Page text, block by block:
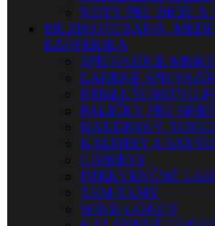
NOTY PRE BICIE A
MUZIKOTERAPIA,
EZOTERIKA
SPIEVAJÚCE MISKY
LADENÉ
PRISLUŠENSTVO
PALIČKY PRE
HANDPANY,
KALIMBY A
CHIMESY
FREKVENČNÉ
TAM-TAMY
WIND GONGY